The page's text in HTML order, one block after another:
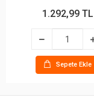
1.292,99 TL
Sepete Ekle